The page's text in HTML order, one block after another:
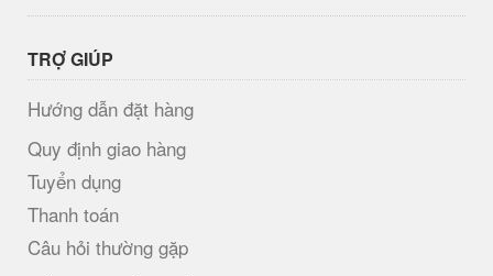
TRỢ GIÚP
Hướng dẫn đặt hàng
Quy định giao hàng
Tuyển dụng
Thanh toán
Câu hỏi thường gặp